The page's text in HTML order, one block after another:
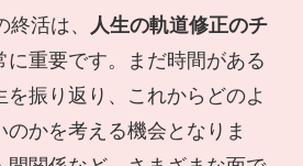
活は、
人生の軌道修正のチ
に重要です。まだ時間がある
を振り返り、これからどのよ
のかを考える機会となりま